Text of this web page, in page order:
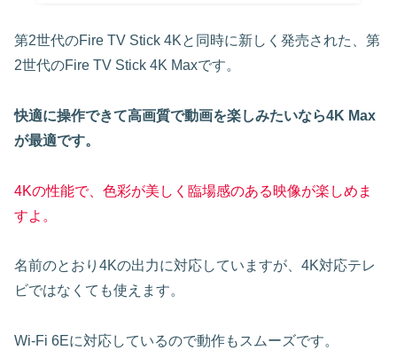
第2世代のFire TV Stick 4Kと同時に新しく発売された、第
2世代のFire TV Stick 4K Maxです。
快適に操作できて高画質で動画を楽しみたいなら4K Max
が最適です。
4Kの性能で、色彩が美しく臨場感のある映像が楽しめま
すよ。
名前のとおり4Kの出力に対応していますが、4K対応テレ
ビではなくても使えます。
Wi-Fi 6Eに対応しているので動作もスムーズです。